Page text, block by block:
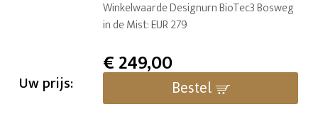
Winkelwaarde Designurn BioTec3 Bosweg
in de Mist: EUR 279
Uw prijs:
€249,00
Bestel